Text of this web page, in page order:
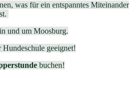
was für ein entspanntes Miteinander
und um Moosburg.
geeignet!
buchen!